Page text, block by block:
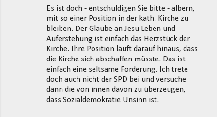
Es ist doch - entschuldigen Sie bitte - albern,
mit so einer Position in der kath. Kirche zu
bleiben. Der Glaube an Jesu Leben und
Auferstehung ist einfach das Herzstück der
Kirche. Ihre Position läuft darauf hinaus, dass
die Kirche sich abschaffen müsste. Das ist
einfach eine seltsame Forderung. Ich trete
doch auch nicht der SPD bei und versuche
dann die von innen davon zu überzeugen,
dass Sozialdemokratie Unsinn ist.